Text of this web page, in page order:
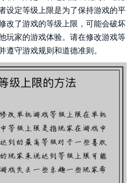
设定等级上限是为了保持游戏的平
改了游戏的等级上限，可能会破坏
玩家的游戏体验。请在修改游戏等
守游戏规则和道德准则。